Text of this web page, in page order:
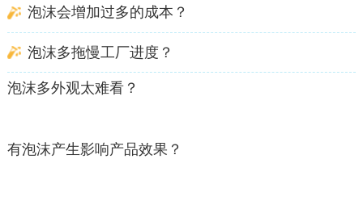
泡沫会增加过多的成本？
泡沫多拖慢工厂进度？
泡沫多外观太难看？
有泡沫产生影响产品效果？